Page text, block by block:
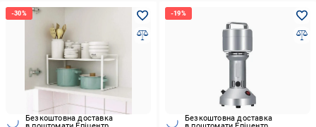
Безкоштовна доставка
Безкоштовна доставка